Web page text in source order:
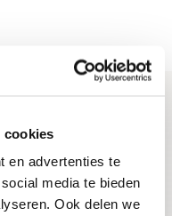
cookies
en advertenties te
media te bieden
Ook delen we
en